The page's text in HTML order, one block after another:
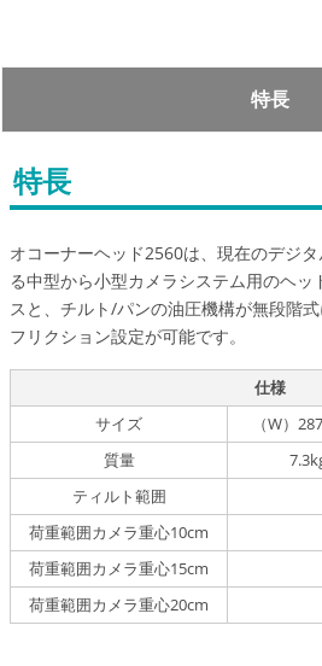
特長
特長
オコーナーヘッド2560は、現在のデジ
る中型から小型カメラシステム用のヘ
スと、チルト/パンの油圧機構が無段階
フリクション設定が可能です。
仕様
サイズ
（W）
質量
ティルト範囲
荷重範囲カメラ重心10cm
荷重範囲カメラ重心15cm
荷重範囲カメラ重心20cm